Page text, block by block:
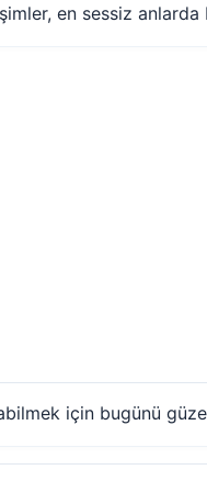
en sessiz anlarda
için bugünü